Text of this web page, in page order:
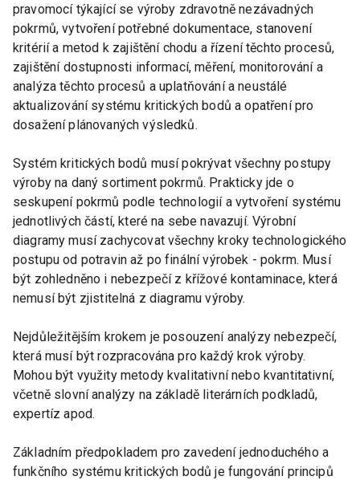
pravomocí týkající se výroby zdravotně nezávadných
pokrmů, vytvoření potřebné dokumentace, stanovení
kritérií a metod k zajištění chodu a řízení těchto procesů,
zajištění dostupnosti informací, měření, monitorování a
analýza těchto procesů a uplatňování a neustálé
aktualizování systému kritických bodů a opatření pro
dosažení plánovaných výsledků.
Systém kritických bodů musí pokrývat všechny postupy
výroby na daný sortiment pokrmů. Prakticky jde o
seskupení pokrmů podle technologií a vytvoření systému
jednotlivých částí, které na sebe navazují. Výrobní
diagramy musí zachycovat všechny kroky technologického
postupu od potravin až po finální výrobek - pokrm. Musí
být zohledněno i nebezpečí z křížové kontaminace, která
nemusí být zjistitelná z diagramu výroby.
Nejdůležitějším krokem je posouzení analýzy nebezpečí,
která musí být rozpracována pro každý krok výroby.
Mohou být využity metody kvalitativní nebo kvantitativní,
včetně slovní analýzy na základě literárních podkladů,
expertíz apod.
Základním předpokladem pro zavedení jednoduchého a
funkčního systému kritických bodů je fungování principů